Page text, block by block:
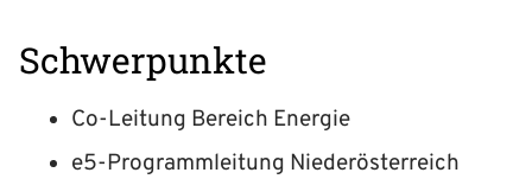
Schwerpunkte
Co-Leitung Bereich Energie
e5-Programmleitung Niederösterreich